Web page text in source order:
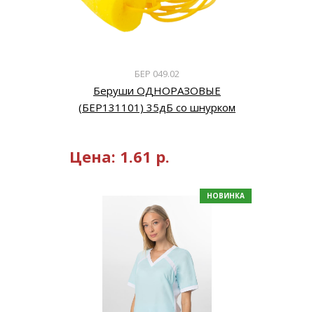
БЕР 049.02
Беруши ОДНОРАЗОВЫЕ
(БЕР131101) 35дБ со шнурком
Цена: 1.61 р.
НОВИНКА